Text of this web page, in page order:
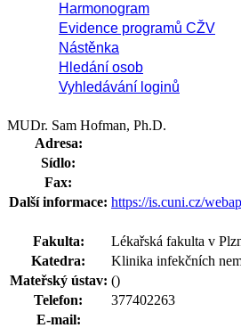
Harmonogram
Evidence programů CŽV
Nástěnka
Hledání osob
Vyhledávání loginů
MUDr. Sam Hofman, Ph.D.
Adresa:
Sídlo:
Fax:
Další informace: https://is.cuni.cz/
Fakulta:
Lékařská fakulta v
Katedra:
Klinika infekčních
Mateřský ústav: ()
Telefon:
377402263
E-mail: